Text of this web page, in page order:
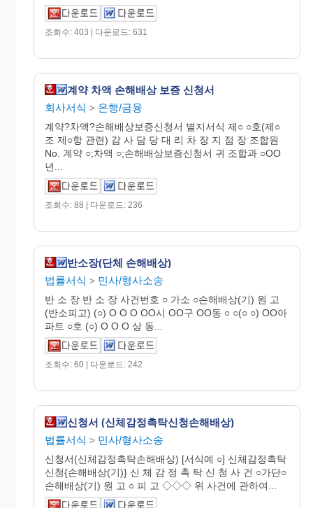
조회수: 403 | 다운로드: 631
계약 차액 손해배상 보증 신청서
회사서식 > 은행/금융
계약?차액?손해배상보증신청서 별지서식 제○ ○호(제○
조 제○항 관련) 감 사 담 당 대 리 차 장 지 점 장 조합원
No. 계약 ○;차액 ○;손해배상보증신청서 귀 조합과 ○OO
년...
조회수: 88 | 다운로드: 236
반소장(단체 손해배상)
법률서식 > 민사/형사소송
반 소 장 반 소 장 사건번호 ○ 가소 ○손해배상(기) 원 고
(반소피고) (○) O O O OO시 OO구 OO동 ○ ○(○ ○) OO아
파트 ○호 (○) O O O 상 동...
조회수: 60 | 다운로드: 242
신청서 (신체감정촉탁신청손해배상)
법률서식 > 민사/형사소송
신청서(신체감정촉탁손해배상) [서식예 ○] 신체감정촉탁
신청{손해배상(기)} 신 체 감 정 촉 탁 신 청 사 건 ○가단○
손해배상(기) 원 고 ○ 피 고 ◇◇◇ 위 사건에 관하여...